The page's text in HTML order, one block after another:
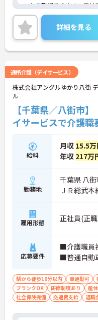
っかり取得できます。産
用実績も豊富で、子育て
り、ライフステージに変化
働ける環境です。職場では
年代のスタッフがそれぞ
ています。一般社員研修や
心です。また、請求・申
括対応するため、利用者さ
す。キャリアアップを目指
す。ご興味のある方は詳
お気軽にお問い合わせくだ
詳細を見る
通所介護（デイサービス）
株式会社アングルゆかり八街
ル
【千葉県／八街市
イサービスで介護職
給料
月収 15.5
年収 217万
勤務地
千葉県 八
ＪＲ総武
雇用形態 正社員(正
応募要件
■介護職員
■普通自動
駅から徒歩10分以内 車通勤可
ブランクOK
研修制度あり 産
社会保険完備
交通費支給 退職